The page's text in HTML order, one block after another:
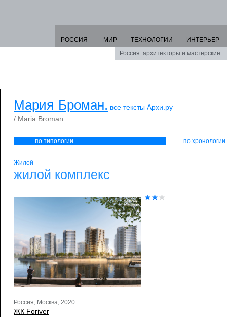
РОССИЯ МИР ТЕХНОЛОГИИ
ИНТЕРЬЕР
Россия: архитекторы и мастерские
Мария Броман. все тексты Архи.ру
/ Maria Broman
по типологии по хронологии
Жилой
жилой комплекс
Россия, Москва, 2020
ЖК Foriver